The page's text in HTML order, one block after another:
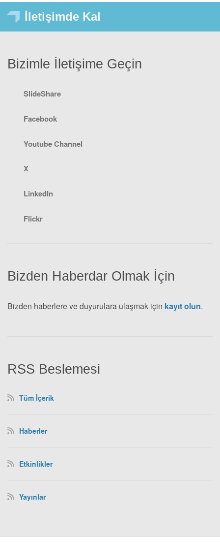
İletişimde Kal
RSS Beslemesi
Tüm İçerik
Haberler
Etkinlikler
Yayınlar
Bizden Haberdar Olmak İçin
Bizden haberlere ve duyurulara ulaşmak için kayıt olun.
Bizimle İletişime Geçin
SlideShare
Facebook
Youtube Channel
X
LinkedIn
Flickr